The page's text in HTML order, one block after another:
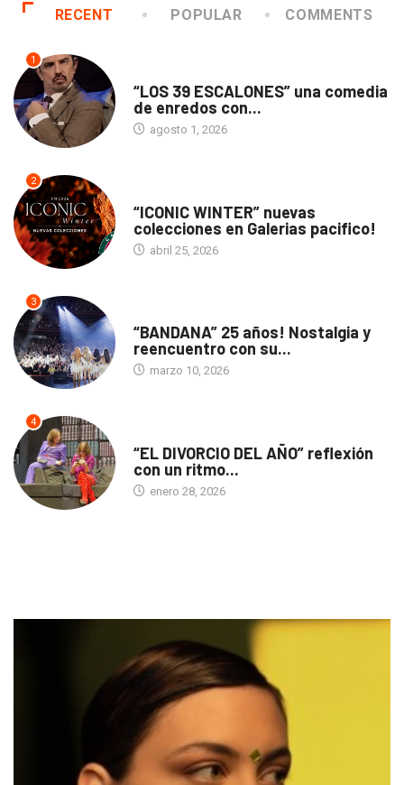
RECENT POPULAR COMMENTS
1
“LOS 39 ESCALONES” una comedia
de enredos con...
agosto 1, 2026
2
“ICONIC WINTER” nuevas
colecciones en Galerias pacifico!
abril 25, 2026
3
“BANDANA” 25 años! Nostalgia y
reencuentro con su...
marzo 10, 2026
4
“EL DIVORCIO DEL AÑO” reflexión
con un ritmo...
enero 28, 2026